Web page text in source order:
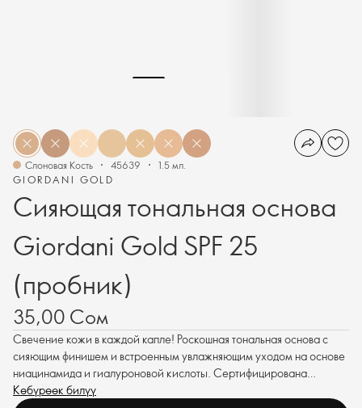
GIORDANI GOLD
Сияющая тональная основа
Giordani Gold SPF 25
(пробник)
Слоновая Кость 45639 1.5 мл.
35,00 Сом
Свечение кожи в каждой капле! Роскошная тональная основа с
сияющим финишем и встроенным увлажняющим уходом на основе
ниацинамида и гиалуроновой кислоты. Сертифицирована
Веганским Обществом™.
Көбүрөөк билүү